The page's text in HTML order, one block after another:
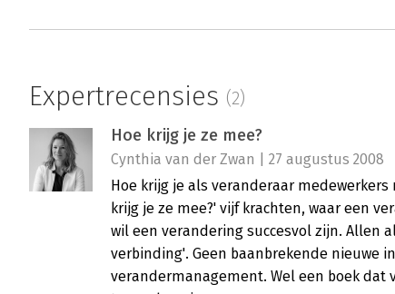
Expertrecensies (2)
Hoe krijg je ze mee?
Cynthia van der Zwan | 27 augustus 2008
Hoe krijg je als veranderaar
krijg je ze mee?' vijf krachten, waar een
wil een verandering succesvol zijn. Allen
verbinding'. Geen baanbrekende nieuwe
verandermanagement. Wel een boek